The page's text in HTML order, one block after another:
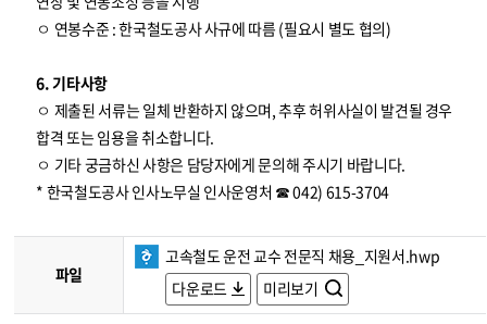
ㅇ 연봉수준 : 한국철도공사 사규에 따름 (필요시 별도 협의)
6. 기타사항
ㅇ 제출된 서류는 일체 반환하지 않으며, 추후 허위사실이 발견될 경우
합격 또는 임용을 취소합니다.
ㅇ 기타 궁금하신 사항은 담당자에게 문의해 주시기 바랍니다.
* 한국철도공사 인사노무실 인사운영처 ☎ 042) 615-3704
파일
고속철도 운전 교수 전문직 채용_지원서.hwp
다운로드
미리보기